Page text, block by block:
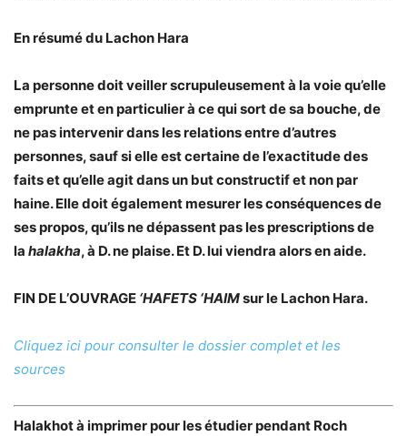
En résumé du Lachon Hara
La personne doit veiller scrupuleusement à la voie qu’elle
emprunte et en particulier à ce qui sort de sa bouche, de
ne pas intervenir dans les relations entre d’autres
personnes, sauf si elle est certaine de l’exactitude des
faits et qu’elle agit dans un but constructif et non par
haine. Elle doit également mesurer les conséquences de
ses propos, qu’ils ne dépassent pas les prescriptions de
la halakha, à D. ne plaise. Et D. lui viendra alors en aide.
FIN DE L’OUVRAGE ‘HAFETS ‘HAIMsur le Lachon Hara.
Cliquez ici pour consulter le dossier complet et les
sources
Halakhot à imprimer pour les étudier pendant Roch